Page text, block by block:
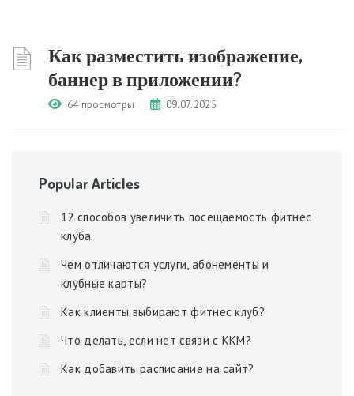
Как разместить изображение,
баннер в приложении?
64 просмотры 09.07.2025
Popular Articles
12 способов увеличить посещаемость фитнес
клуба
Чем отличаются услуги, абонементы и
клубные карты?
Как клиенты выбирают фитнес клуб?
Что делать, если нет связи с ККМ?
Как добавить расписание на сайт?